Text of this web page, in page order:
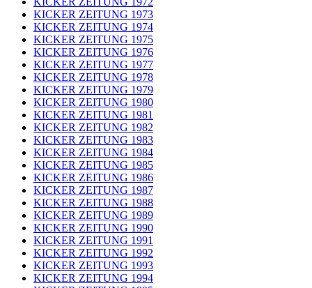
KICKER ZEITUNG 1973
KICKER ZEITUNG 1974
KICKER ZEITUNG 1975
KICKER ZEITUNG 1976
KICKER ZEITUNG 1977
KICKER ZEITUNG 1978
KICKER ZEITUNG 1979
KICKER ZEITUNG 1980
KICKER ZEITUNG 1981
KICKER ZEITUNG 1982
KICKER ZEITUNG 1983
KICKER ZEITUNG 1984
KICKER ZEITUNG 1985
KICKER ZEITUNG 1986
KICKER ZEITUNG 1987
KICKER ZEITUNG 1988
KICKER ZEITUNG 1989
KICKER ZEITUNG 1990
KICKER ZEITUNG 1991
KICKER ZEITUNG 1992
KICKER ZEITUNG 1993
KICKER ZEITUNG 1994